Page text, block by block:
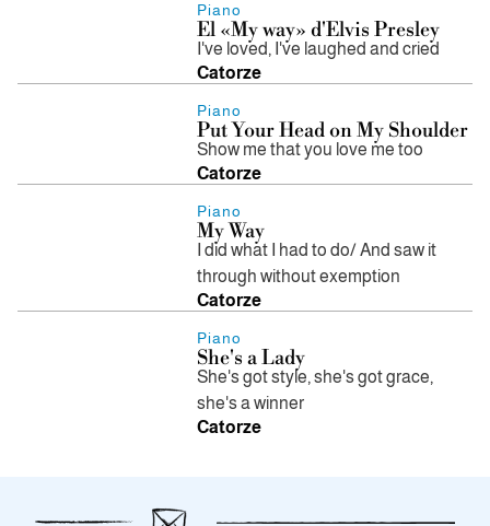
Piano
El «My way» d'Elvis Presley
I've loved, I've laughed and cried
Catorze
Piano
Put Your Head on My Shoulder
Show me that you love me too
Catorze
Piano
My Way
I did what I had to do/ And saw it
through without exemption
Catorze
Piano
She's a Lady
She's got style, she's got grace,
she's a winner
Catorze